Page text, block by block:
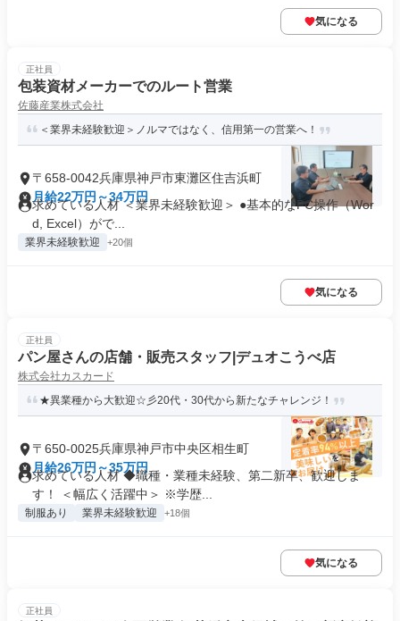
気になる
正社員
包装資材メーカーでのルート営業
佐藤産業株式会社
＜業界未経験歓迎＞ノルマではなく、信用第一の営業へ！
〒658-0042兵庫県神戸市東灘区住吉浜町
月給22万円～34万円
求めている人材 ＜業界未経験歓迎＞ ●基本的なPC操作（Wor
d, Excel）がで...
業界未経験歓迎 +20個
気になる
正社員
パン屋さんの店舗・販売スタッフ|デュオこうべ店
株式会社カスカード
★異業種から大歓迎☆彡20代・30代から新たなチャレンジ！
〒650-0025兵庫県神戸市中央区相生町
月給26万円～35万円
求めている人材 ◆職種・業種未経験、第二新卒、歓迎しま
す！ ＜幅広く活躍中＞ ※学歴...
制服あり 業界未経験歓迎 +18個
気になる
正社員